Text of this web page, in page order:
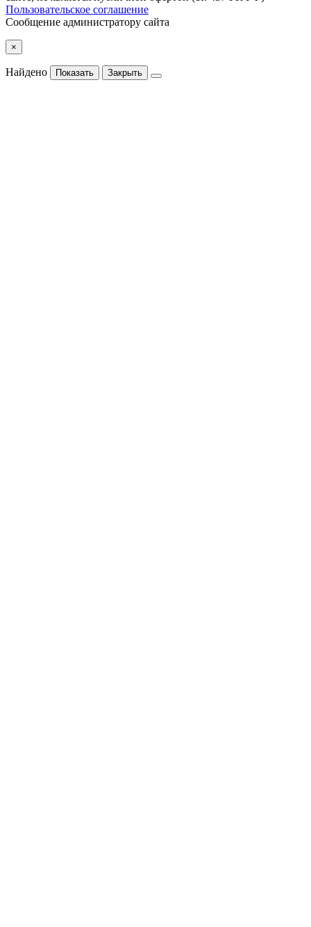
Пользовательское соглашение
Сообщение администратору сайта
×
Найдено Показать Закрыть